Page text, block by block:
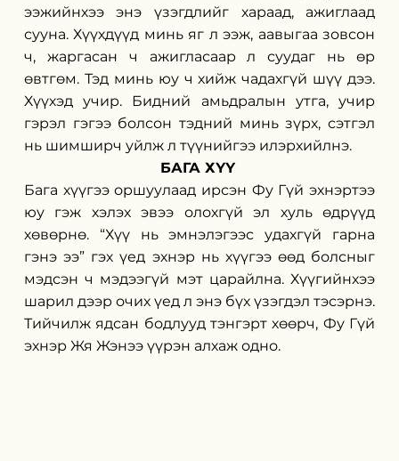
ээжийнхээ энэ үзэгдлийг хараад, ажиглаад
сууна. Хүүхдүүд минь яг л ээж, аавыгаа зовсон
ч, жаргасан ч ажигласаар л суудаг нь өр
өвтгөм. Тэд минь юу ч хийж чадахгүй шүү дээ.
Хүүхэд учир. Бидний амьдралын утга, учир
гэрэл гэгээ болсон тэдний минь зүрх, сэтгэл
нь шимширч уйлж л түүнийгээ илэрхийлнэ.
БАГА ХҮҮ
Бага хүүгээ оршуулаад ирсэн Фу Гүй эхнэртээ
юу гэж хэлэх эвээ олохгүй эл хуль өдрүүд
хөвөрнө. “Хүү нь эмнэлэгээс удахгүй гарна
гэнэ ээ” гэх үед эхнэр нь хүүгээ өөд болсныг
мэдсэн ч мэдээгүй мэт царайлна. Хүүгийнхээ
шарил дээр очих үед л энэ бүх үзэгдэл тэсэрнэ.
Тийчилж ядсан бодлууд тэнгэрт хөөрч, Фу Гүй
эхнэр Жя Жэнээ үүрэн алхаж одно.